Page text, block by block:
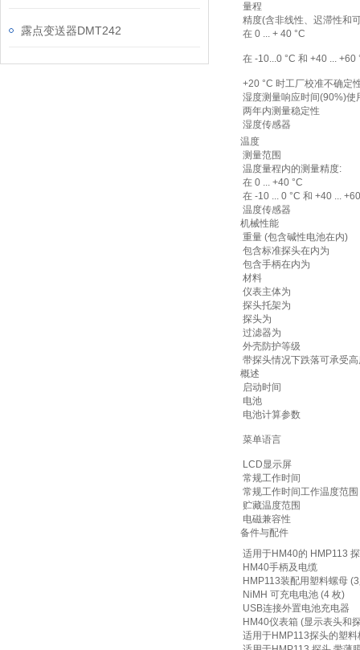
露点变送器DMT242
量程
精度(含非线性、迟滞性和
在 0 ... + 40 °C
在 -10...0 °C 和 +40 ... +60
+20 °C 时工厂校准不确定
湿度测量响应时间(90%)使
两年内测量稳定性
湿度传感器
温度
测量范围
温度量程内的测量精度:
在 0 ... +40 °C
在 -10 ... 0 °C 和 +40 ...
温度传感器
机械性能
重量 (包含碱性电池在内)
包含标准探头在内为
包含手柄在内为
材料
仪表主体为
探头托架为
探头为
过滤器为
外壳防护等级
带探头情况下跌落可承受
概述
启动时间
电池
电池计算参数
菜单语言
LCD显示屏
常规工作时间
常规工作时间工作温度范围
贮藏温度范围
电磁兼容性
备件与配件
适用于HM40的 HMP113
HM40手柄及电缆
HMP113装配用塑料螺母
NiMH 可充电电池 (4 枚)
USB连接外置电池充电器
HM40仪表箱 (显示表头和
适用于HMP113探头的塑